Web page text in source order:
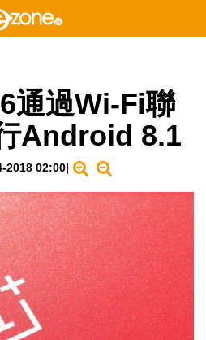
通過Wi-Fi聯
Android 8.1
2018 02:00|